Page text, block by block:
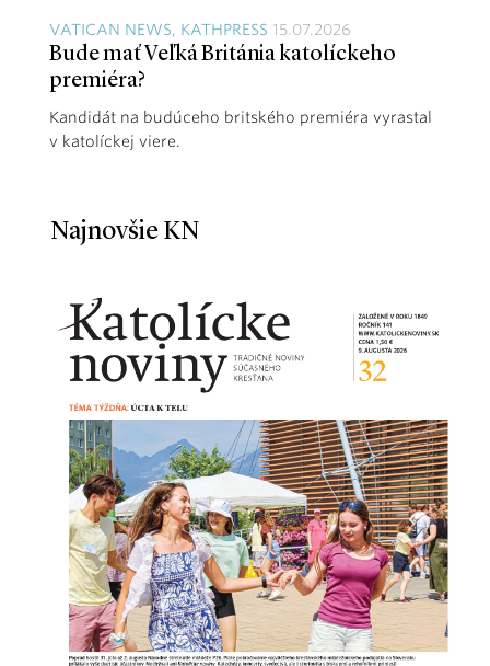
VATICAN NEWS, KATHPRESS 15.07.2026
Bude mať Veľká Británia katolíckeho
premiéra?
Kandidát na budúceho britského premiéra vyrastal
v katolíckej viere.
Najnovšie KN